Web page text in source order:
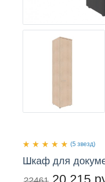
(5 звезд)
Шкаф для
20 215